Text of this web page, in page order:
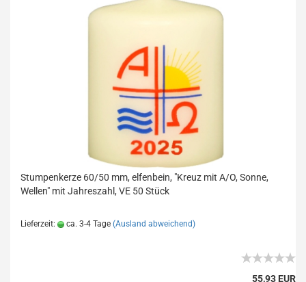
Stumpenkerze 60/50 mm, elfenbein, "Kreuz mit A/O, Sonne,
Wellen" mit Jahreszahl, VE 50 Stück
Lieferzeit: ca. 3-4 Tage (Ausland abweichend)
55,93 EUR